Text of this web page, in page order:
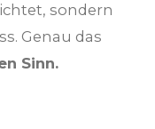
sondern
Genau das
Sinn.